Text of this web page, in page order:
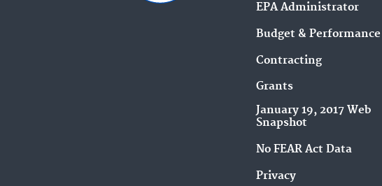
EPA Administrator
Budget & Performance
Contracting
Grants
January 19, 2017 Web
Snapshot
No FEAR Act Data
Privacy